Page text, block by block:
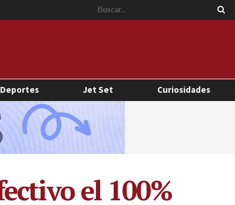
Deportes Jet Set Curiosidades
el 100%